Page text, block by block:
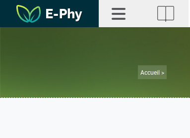
Accueil >